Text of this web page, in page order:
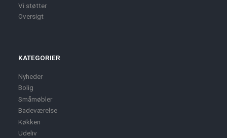
Vi støtter
Oversigt
KATEGORIER
Nyheder
Bolig
Småmøbler
Badeværelse
Køkken
Udeliv